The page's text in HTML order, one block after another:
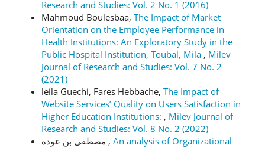
Research and Studies: Vol. 2 No. 1 (2016)
Mahmoud Boulesbaa, The Impact of Market
Orientation on the Employee Performance in
Health Institutions: An Exploratory Study in the
Public Hospital Institution, Toubal, Mila , Milev
Journal of Research and Studies: Vol. 7 No. 2
(2021)
leila Guechi, Fares Hebbache, The Impact of
Website Services’ Quality on Users Satisfaction in
Higher Education Institutions: , Milev Journal of
Research and Studies: Vol. 8 No. 2 (2022)
مصطفى بن عودة , An analysis of Organizational